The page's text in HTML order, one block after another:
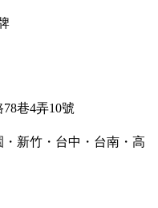
巷4弄10號
新竹・台中・台南・高